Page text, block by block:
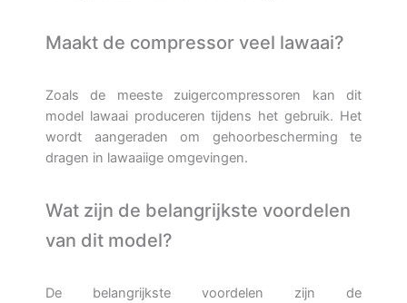
Maakt de compressor veel lawaai?
Zoals de meeste zuigercompressoren kan dit
model lawaai produceren tijdens het gebruik. Het
wordt aangeraden om gehoorbescherming te
dragen in lawaaiige omgevingen.
Wat zijn de belangrijkste voordelen
van dit model?
De belangrijkste voordelen zijn de